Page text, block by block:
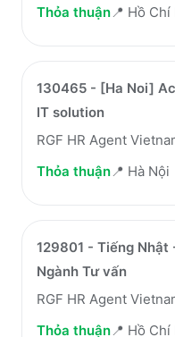
Thỏa thuận📍 Hồ Chí
130465 - [Ha Noi]
IT solution
RGF HR Agent
Thỏa thuận📍 Hà Nội
129801 - Tiếng
Ngành Tư vấn
RGF HR Agent
Thỏa thuận📍 Hồ Chí